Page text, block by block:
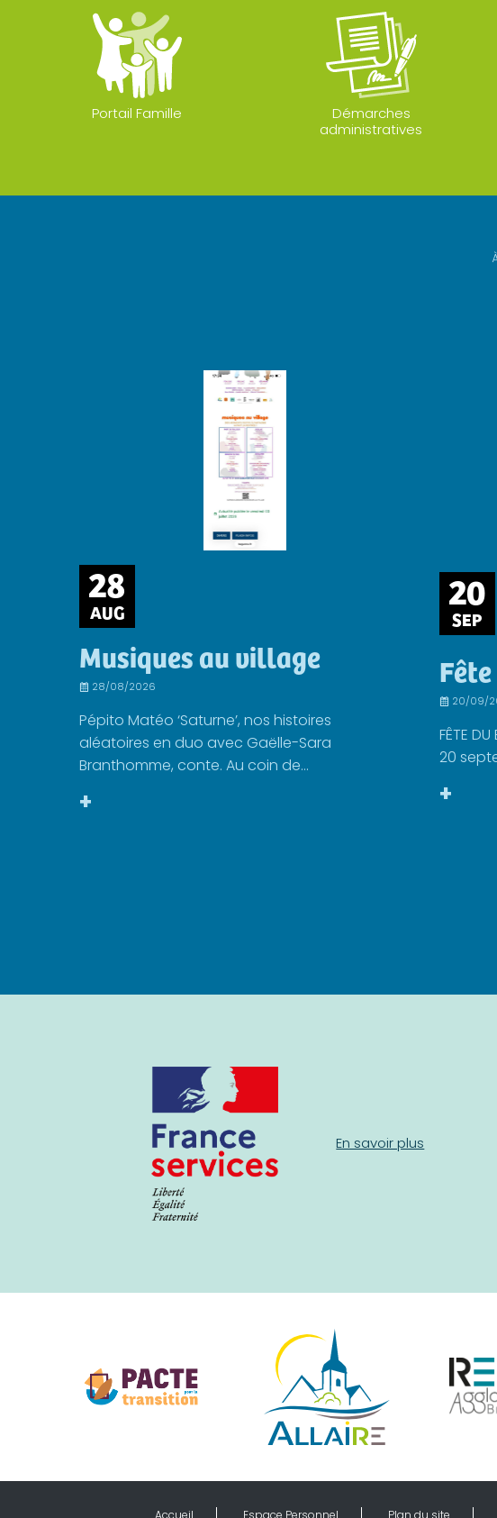
Portail Famille
Démarches
administratives
28
AUG
Musiques au village
28/08/2026
Pépito Matéo ‘Saturne’, nos histoires
aléatoires en duo avec Gaëlle-Sara
Branthomme, conte. Au coin de...
+
20
SEP
20/09/
FÊTE
20
+
En savoir plus